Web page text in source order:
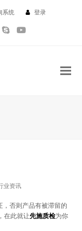
系统 登录
SkypeYouTube
业资讯
，否则产品有被滞留的
在此就让先施质检为你